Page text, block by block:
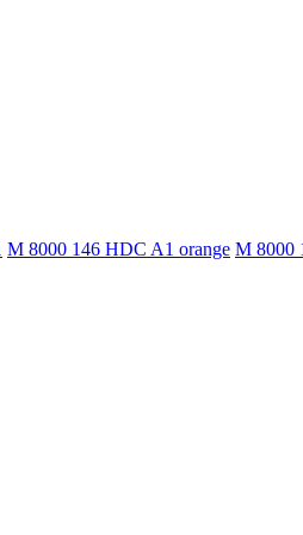
M 8000 146 HDC A1 orange M 8000